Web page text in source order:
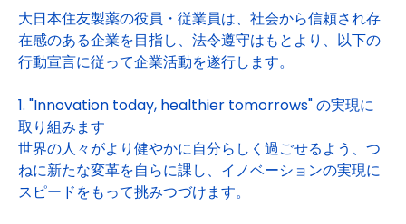
大日本住友製薬の役員・従業員は、社会から信頼され存
在感のある企業を目指し、法令遵守はもとより、以下の
行動宣言に従って企業活動を遂行します。
1. "Innovation today, healthier tomorrows" の実現に
取り組みます
世界の人々がより健やかに自分らしく過ごせるよう、つ
ねに新たな変革を自らに課し、イノベーションの実現に
スピードをもって挑みつづけます。